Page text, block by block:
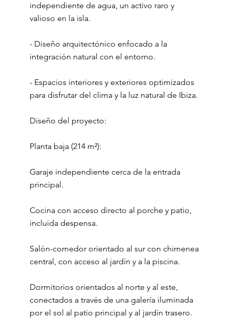
independiente de agua, un activo raro y
valioso en la isla.
- Diseño arquitectónico enfocado a la
integración natural con el entorno.
- Espacios interiores y exteriores optimizados
para disfrutar del clima y la luz natural de Ibiza.
Diseño del proyecto:
Planta baja (214 m²):
Garaje independiente cerca de la entrada
principal.
Cocina con acceso directo al porche y patio,
incluida despensa.
Salón-comedor orientado al sur con chimenea
central, con acceso al jardín y a la piscina.
Dormitorios orientados al norte y al este,
conectados a través de una galería iluminada
por el sol al patio principal y al jardín trasero.